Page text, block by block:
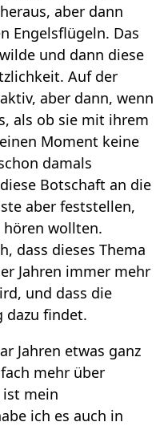
aber dann
Engelsflügeln. Das
und dann diese
Auf der
aber dann, wenn
als ob sie mit ihrem
Moment keine
damals
Botschaft an die
aber feststellen,
hören wollten.
dass dieses Thema
Jahren immer mehr
und dass die
dazu findet.
Jahren etwas ganz
mehr über
ist mein
ich es auch in